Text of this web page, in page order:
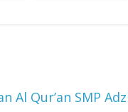
Al Qur’an SMP